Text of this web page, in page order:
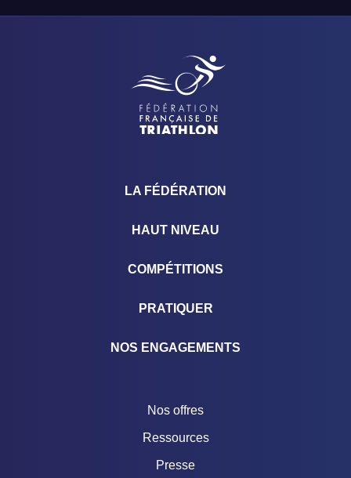
LA FÉDÉRATION
HAUT NIVEAU
COMPÉTITIONS
PRATIQUER
NOS ENGAGEMENTS
Nos offres
Ressources
Presse